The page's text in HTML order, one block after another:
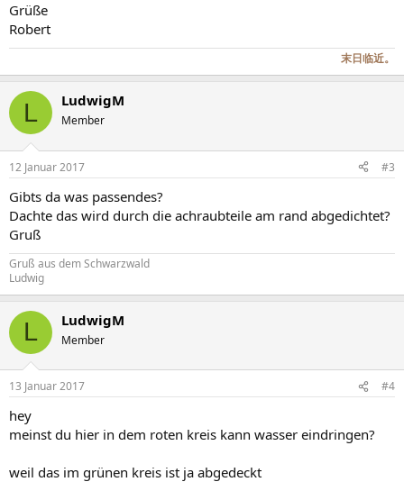
Grüße
Robert
末日临近。
L LudwigM
Member
12 Januar 2017 #3
Gibts da was passendes?
Dachte das wird durch die achraubteile am rand abgedichtet?
Gruß
Gruß aus dem Schwarzwald
Ludwig
L LudwigM
Member
13 Januar 2017 #4
hey
meinst du hier in dem roten kreis kann wasser eindringen?
weil das im grünen kreis ist ja abgedeckt